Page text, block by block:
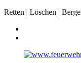
Retten | Löschen |